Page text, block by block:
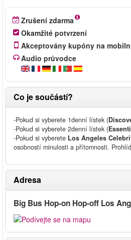
Zrušení zdarma
Okamžité potvrzení
Akceptovány kupóny na
Audio průvodce
Co je součástí?
-Pokud si vyberete 1denní lístek (
-Pokud si vyberete 2denní lístek (
-Pokud si vyberete Los Angeles
osobností minulosti a přítomnosti.
Adresa
Big Bus Hop-on Hop-off Los